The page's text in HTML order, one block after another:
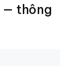
— thông